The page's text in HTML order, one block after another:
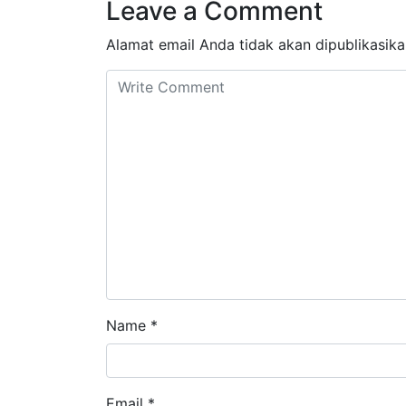
Leave a Comment
Alamat email Anda tidak akan
Name *